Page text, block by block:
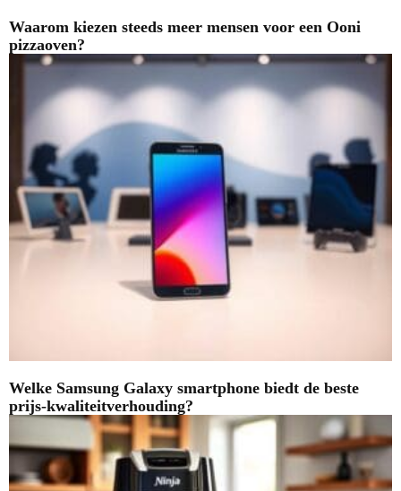
Waarom kiezen steeds meer mensen voor een Ooni
pizzaoven?
Welke Samsung Galaxy smartphone biedt de beste
prijs-kwaliteitverhouding?